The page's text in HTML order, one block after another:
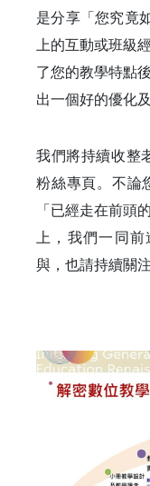
是分享「您究竟
上的互動或班級
了您的教學特點
出一個好的優化及
我們將持續收整
粉絲專頁。不論
「已經走在前頭
上，我們一同
與，也請持續關